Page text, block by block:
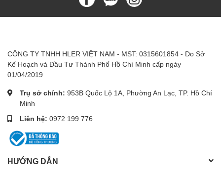
CÔNG TY TNHH HLER VIỆT NAM - MST: 0315601854 - Do Sở
Kế Hoạch và Đầu Tư Thành Phố Hồ Chí Minh cấp ngày
01/04/2019
Trụ sở chính: 953B Quốc Lộ 1A, Phường An Lạc, TP. Hồ Chí
Minh
Liên hệ: 0972 199 776
HƯỚNG DẪN